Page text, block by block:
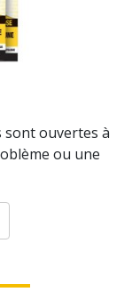
sont ouvertes à
ou une